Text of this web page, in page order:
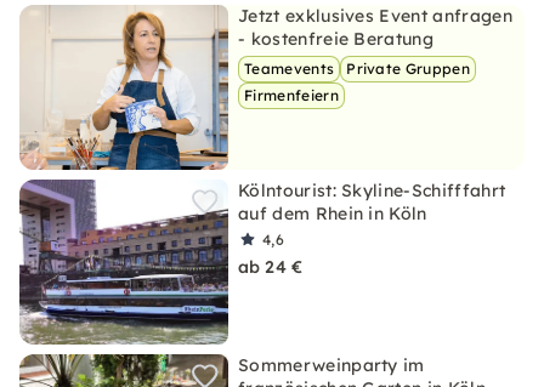
Jetzt exklusives Event anfragen
- kostenfreie Beratung
Teamevents
Private Gruppen
Firmenfeiern
Kölntourist: Skyline-Schifffahrt
auf dem Rhein in Köln
4,6
ab 24 €
Sommerweinparty im